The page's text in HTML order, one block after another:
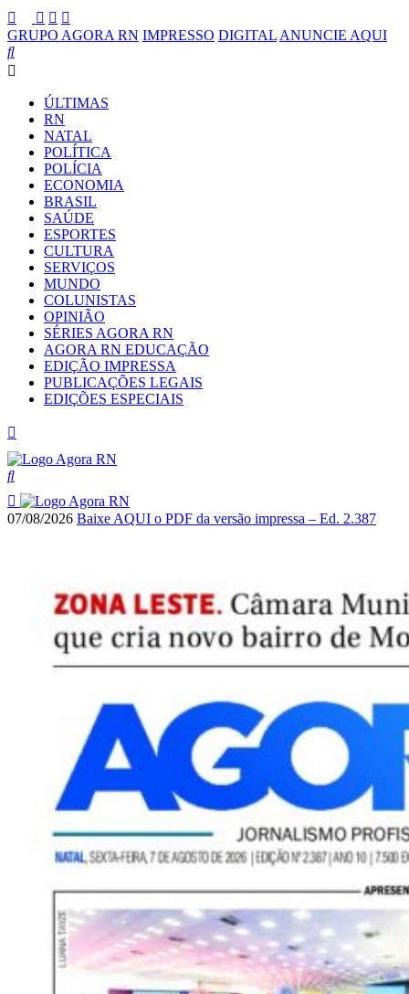
GRUPO AGORA RN IMPRESSO DIGITAL ANUNCIE AQUI
ÚLTIMAS
RN
NATAL
POLÍTICA
POLÍCIA
ECONOMIA
BRASIL
SAÚDE
ESPORTES
CULTURA
SERVIÇOS
MUNDO
COLUNISTAS
OPINIÃO
SÉRIES AGORA RN
AGORA RN EDUCAÇÃO
EDIÇÃO IMPRESSA
PUBLICAÇÕES LEGAIS
EDIÇÕES ESPECIAIS
07/08/2026 Baixe AQUI o PDF da versão impressa – Ed. 2.387